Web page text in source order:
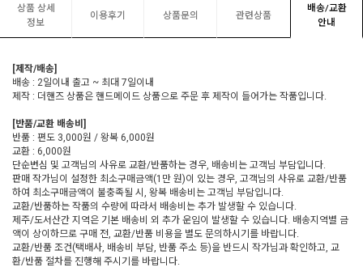
상품 상세
정보
이용후기 상품문의 관련상품
배송/교환
안내
[제작/배송]
배송 : 2일이내 출고 ~ 최대 7일이내
제작 : 더핸즈 상품은 핸드메이드 상품으로 주문 후 제작이 들어가는 작품입니다.
[반품/교환 배송비]
반품 : 편도 3,000원 / 왕복 6,000원
교환 : 6,000원
단순변심 및 고객님의 사유로 교환/반품하는 경우, 배송비는 고객님 부담입니다.
판매 작가님이 설정한 최소구매금액(1만 원)이 있는 경우, 고객님의 사유로 교환/반품
하여 최소구매금액이 불충족될 시, 왕복 배송비는 고객님 부담입니다.
교환/반품하는 작품의 수량에 따라서 배송비는 추가 발생할 수 있습니다.
제주/도서산간 지역은 기본 배송비 외 추가 운임이 발생할 수 있습니다. 배송지역별 금
액이 상이하므로 구매 전, 교환/반품 비용을 별도 문의하시기를 바랍니다.
교환/반품 조건(택배사, 배송비 부담, 반품 주소 등)을 반드시 작가님과 확인하고, 교
환/반품 절차를 진행해 주시기를 바랍니다.